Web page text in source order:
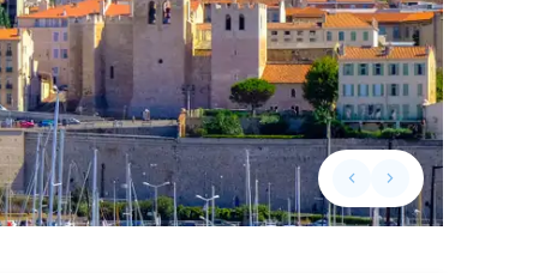
keyboard_arrow_leftPrevious slide
keyboard_arrow_rightNext slide